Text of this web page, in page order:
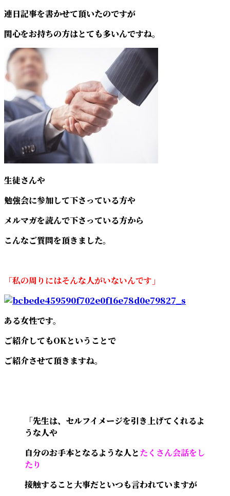
連日記事を書かせて頂いたのですが
関心をお持ちの方はとても多いんですね。
生徒さんや
勉強会に参加して下さっている方や
メルマガを読んで下さっている方から
こんなご質問を頂きました。
「私の周りにはそんな人がいないんです」
ある女性です。
ご紹介してもOKということで
ご紹介させて頂きますね。
「先生は、セルフイメージを引き上げてくれるよ
うな人や
自分のお手本となるような人とたくさん会話をし
たり
接触すること大事だといつも言われていますが